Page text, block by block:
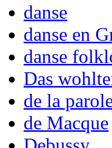
danse
danse en
danse
Das
de la
de Macque